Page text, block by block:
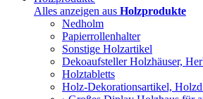
Alles anzeigen aus Holzprodukte
Nedholm
Papierrollenhalter
Sonstige Holzartikel
Dekoaufsteller Holzhäuser,
Holztabletts
Holz-Dekorationsartikel,